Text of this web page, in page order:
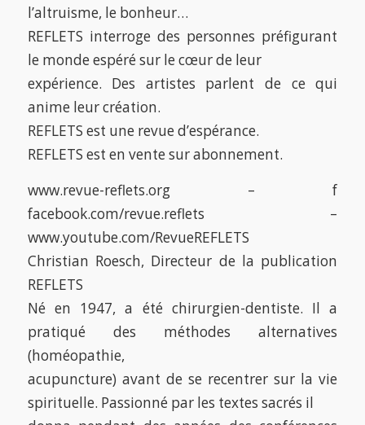
l’altruisme, le bonheur…
REFLETS interroge des personnes préfigurant
le monde espéré sur le cœur de leur
expérience. Des artistes parlent de ce qui
anime leur création.
REFLETS est une revue d’espérance.
REFLETS est en vente sur abonnement.
www.revue-reflets.org – f
facebook.com/revue.reflets –
www.youtube.com/RevueREFLETS
Christian Roesch, Directeur de la publication
REFLETS
Né en 1947, a été chirurgien-dentiste. Il a
pratiqué des méthodes alternatives
(homéopathie,
acupuncture) avant de se recentrer sur la vie
spirituelle. Passionné par les textes sacrés il